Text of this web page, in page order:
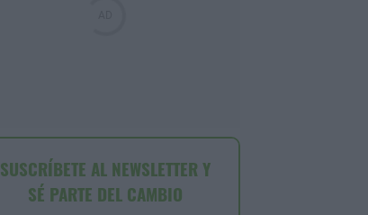
SUSCRÍBETE AL NEWSLETTER Y
SÉ PARTE DEL CAMBIO